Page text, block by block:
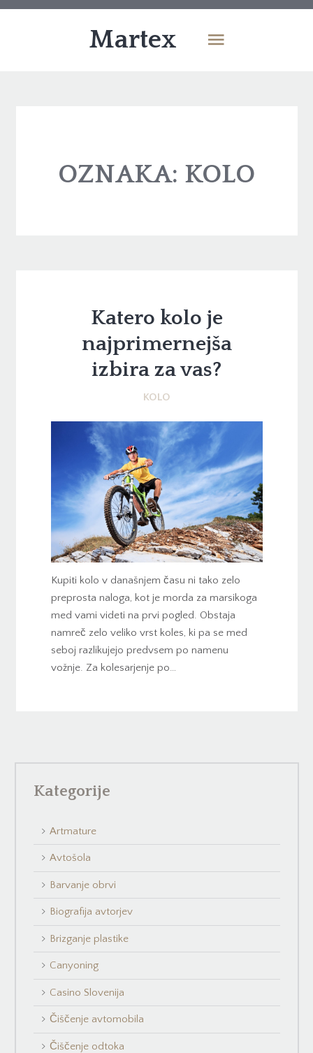
Martex
OZNAKA: KOLO
Katero kolo je
najprimernejša
izbira za vas?
KOLO
Kupiti kolo v današnjem času ni tako zelo
preprosta naloga, kot je morda za marsikoga
med vami videti na prvi pogled. Obstaja
namreč zelo veliko vrst koles, ki pa se med
seboj razlikujejo predvsem po namenu
vožnje. Za kolesarjenje po…
Kategorije
Artmature
Avtošola
Barvanje obrvi
Biografija avtorjev
Brizganje plastike
Canyoning
Casino Slovenija
Čiščenje avtomobila
Čiščenje odtoka